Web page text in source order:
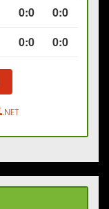
0:0
0:0
0:0 0:0